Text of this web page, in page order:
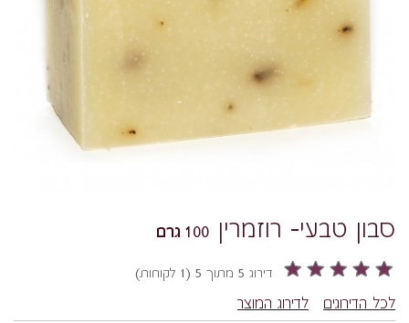
סבון טבעי- רוזמרין 100 גרם
דירוג 5 מתוך 5 (1 לקוחות)
לכל הדירוגים לדירוג המוצר